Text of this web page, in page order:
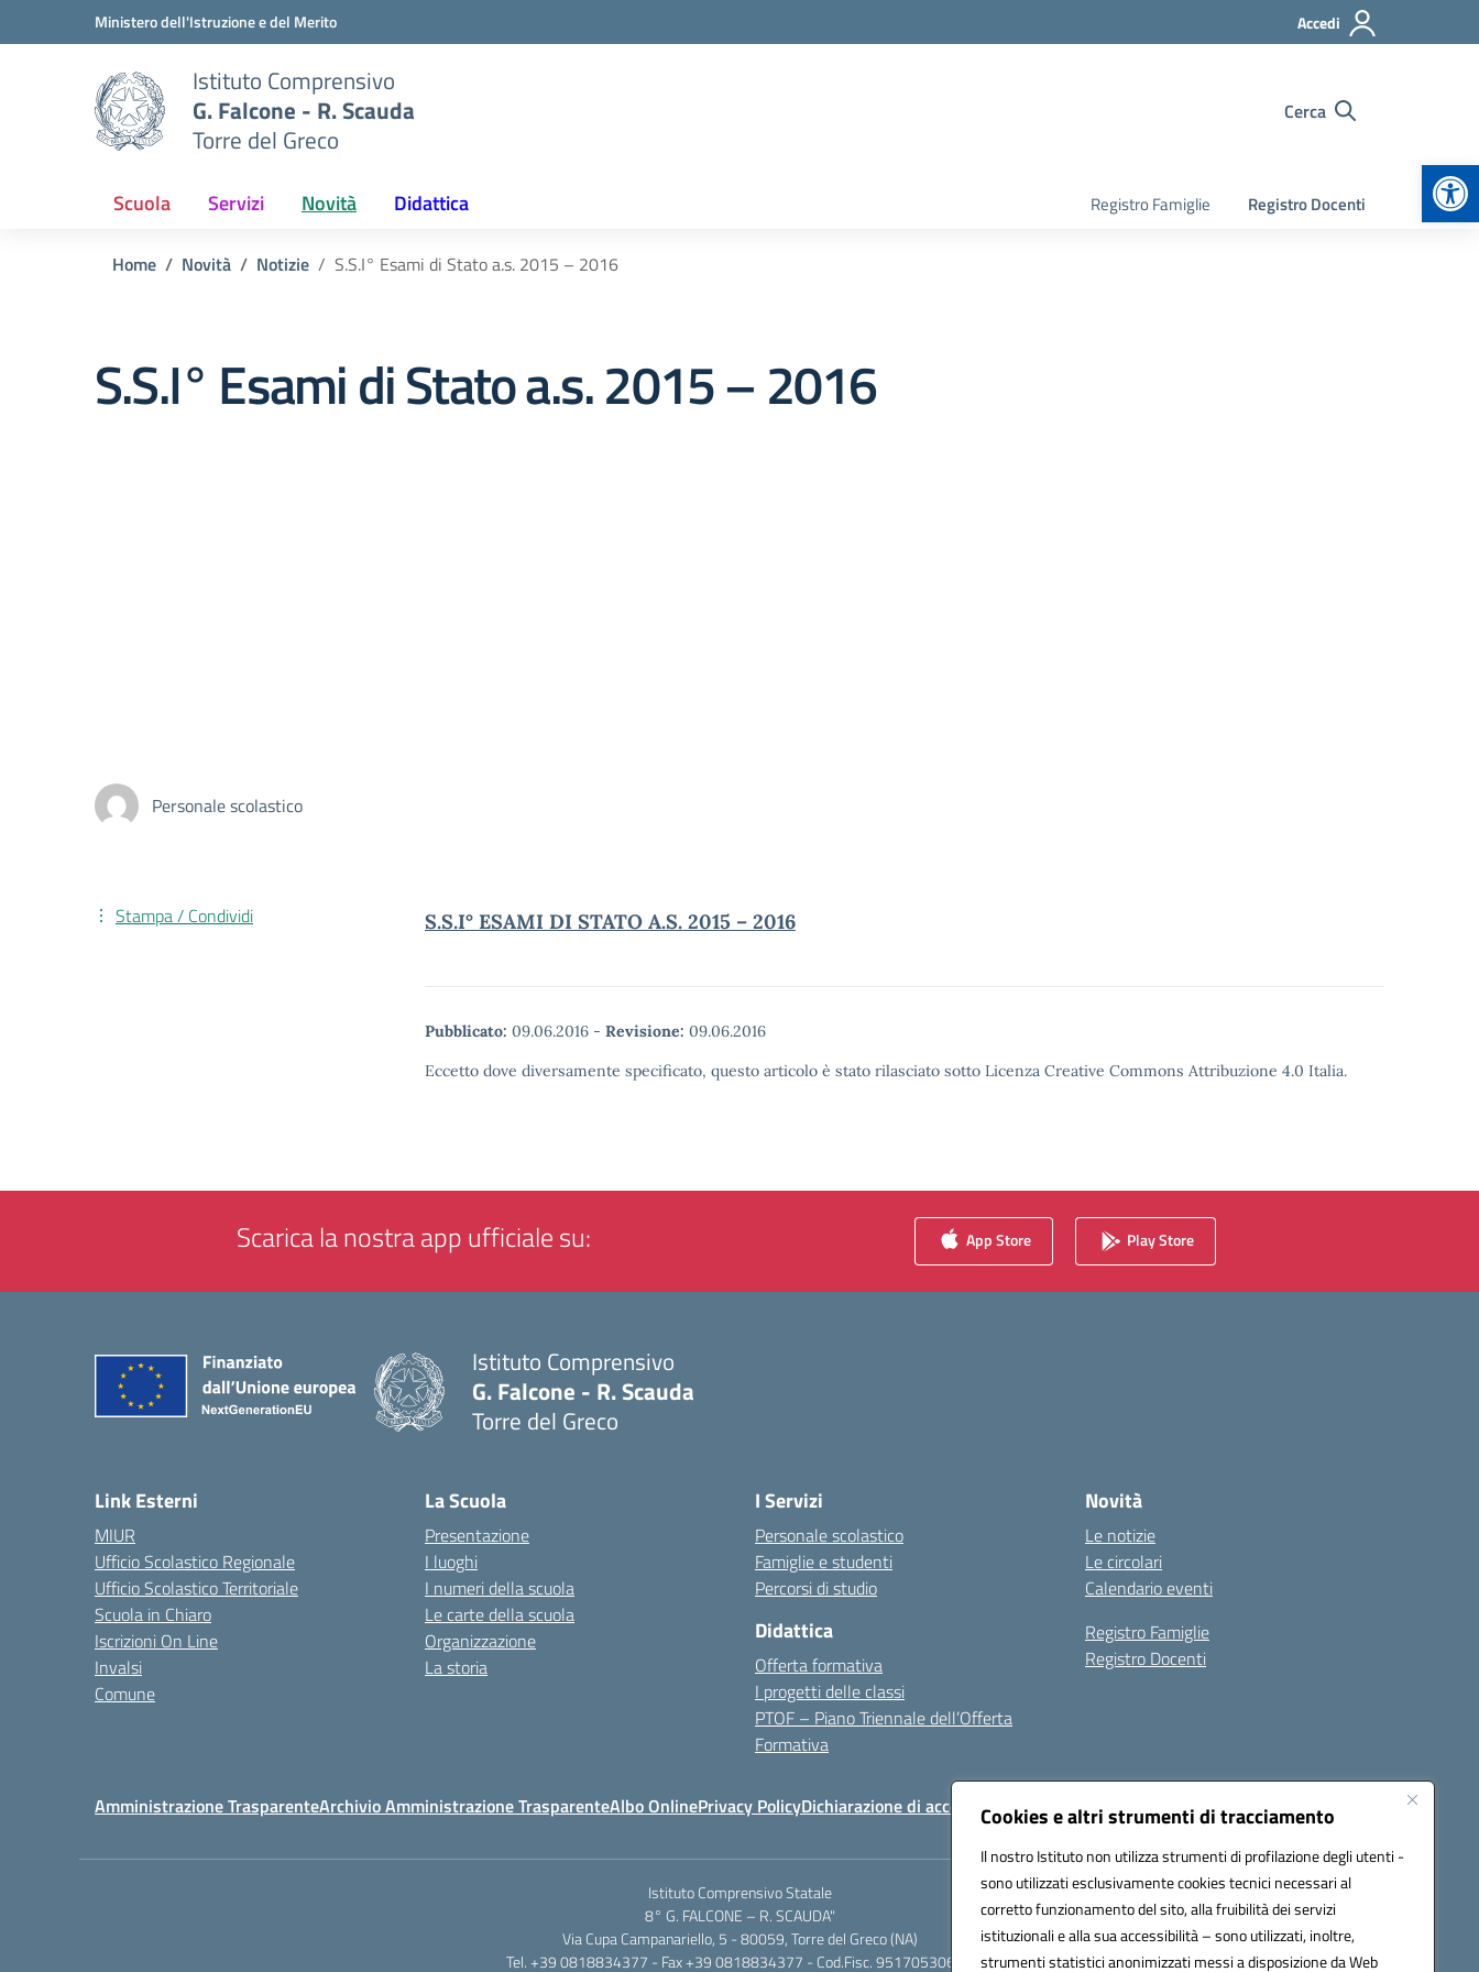
Cookies e altri strumenti di tracciamento
Il nostro Istituto non utilizza strumenti di profilazione degli utenti -
sono utilizzati esclusivamente cookies tecnici necessari al
corretto funzionamento del sito, alla fruibilità dei servizi
istituzionali e alla sua accessibilità – sono utilizzati, inoltre,
strumenti statistici anonimizzati messi a disposizione da Web
Vai ai contenuti
Vai al menu di navigazioneMinistero dell'Istruzione e del Merito Accedi
Istituto Comprensivo
G. Falcone - R. Scauda
Torre del Greco
Cerca
Scuola Servizi Novità Didattica Registro Famiglie Registro Docenti
Home Novità Notizie S.S.I° Esami di Stato a.s. 2015 – 2016
S.S.I° Esami di Stato a.s. 2015 – 2016
Personale scolastico
S.S.I° ESAMI DI STATO A.S. 2015 – 2016
Pubblicato: 09.06.2016 - Revisione: 09.06.2016
Eccetto dove diversamente specificato, questo articolo è stato rilasciato sotto Licenza Creative Commons Attribuzione 4.0 Italia.
Stampa / Condividi
Scarica la nostra app ufficiale su: App Store Play Store
Istituto Comprensivo
G. Falcone - R. Scauda
Torre del Greco
Link Esterni
MIUR
Ufficio Scolastico Regionale
Ufficio Scolastico Territoriale
Scuola in Chiaro
Iscrizioni On Line
Invalsi
Comune
La Scuola
Presentazione
I luoghi
I numeri della scuola
Le carte della scuola
Organizzazione
La storia
I Servizi
Personale scolastico
Famiglie e studenti
Percorsi di studio
Didattica
Offerta formativa
I progetti delle classi
PTOF – Piano Triennale dell’Offerta
Formativa
Novità
Le notizie
Le circolari
Calendario eventi
Registro Famiglie
Registro Docenti
Amministrazione TrasparenteArchivio Amministrazione TrasparenteAlbo OnlinePrivacy PolicyDichiarazione di accessibilità Note legali
Istituto Comprensivo Statale
8° G. FALCONE – R. SCAUDA"
Via Cupa Campanariello, 5 - 80059, Torre del Greco (NA)
Tel. +39 0818834377 - Fax +39 0818834377 - Cod.Fisc. 95170530638